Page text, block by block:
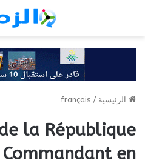
الرئيسية /
français
la République
en